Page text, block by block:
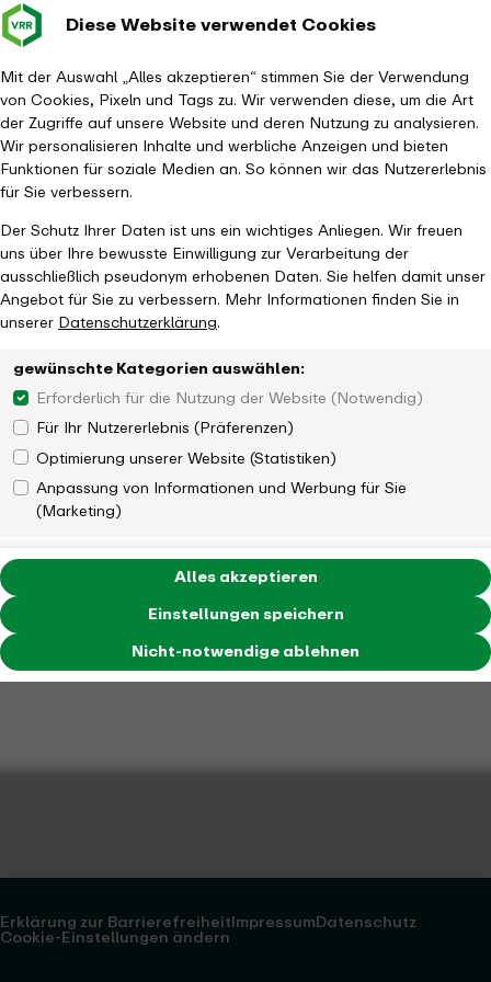
Diese Website verwendet Cookies
Mit der Auswahl „Alles akzeptieren“ stimmen Sie der Verwendung
von Cookies, Pixeln und Tags zu. Wir verwenden diese, um die Art
der Zugriffe auf unsere Website und deren Nutzung zu analysieren.
Wir personalisieren Inhalte und werbliche Anzeigen und bieten
Funktionen für soziale Medien an. So können wir das Nutzererlebnis
für Sie verbessern.
Der Schutz Ihrer Daten ist uns ein wichtiges Anliegen. Wir freuen
uns über Ihre bewusste Einwilligung zur Verarbeitung der
ausschließlich pseudonym erhobenen Daten. Sie helfen damit unser
Angebot für Sie zu verbessern. Mehr Informationen finden Sie in
unsererDatenschutzerklärung.
gewünschte Kategorien auswählen:
Erforderlich für die Nutzung der Website (Notwendig)
Für Ihr Nutzererlebnis (Präferenzen)
Optimierung unserer Website (Statistiken)
Anpassung von Informationen und Werbung für Sie
(Marketing)
Einstellungen speichern
Nicht-notwendige ablehnen
Alles akzeptieren
Verkehrsverbund Baustellen im
Leichte
Fahrplanauskunft
Erklärung zur BarrierefreiheitImpressumDatenschutz
Cookie-Einstellungen ändern